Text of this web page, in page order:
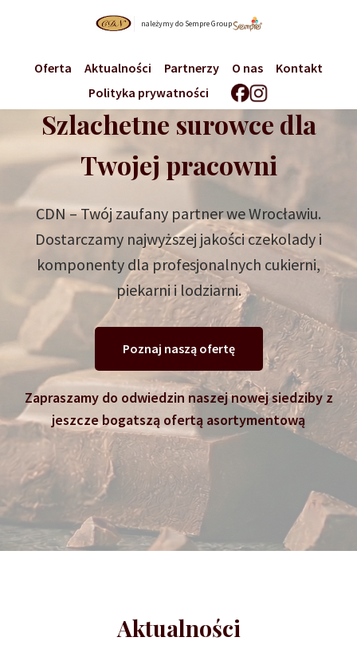
należymy do Sempre Group
Oferta Aktualności Partnerzy O nas
Kontakt
Polityka prywatności
Szlachetne surowce dla
Twojej pracowni
CDN – Twój zaufany partner we Wrocławiu.
Dostarczamy najwyższej jakości czekolady i
komponenty dla profesjonalnych cukierni,
piekarni i lodziarni.
Poznaj naszą ofertę
Zapraszamy do odwiedzin naszej nowej siedziby z
jeszcze bogatszą ofertą asortymentową
Aktualności